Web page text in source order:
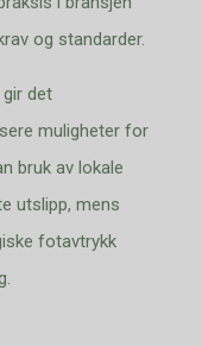
og standarder.
gir det
muligheter for
bruk av lokale
utslipp, mens
fotavtrykk